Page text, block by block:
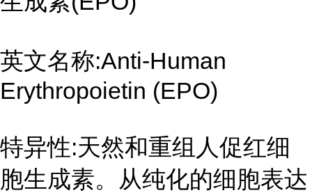
英文名称:Anti-Human
Erythropoietin (EPO)
特异性:天然和重组人促红细
胞生成素。从纯化的细胞表达